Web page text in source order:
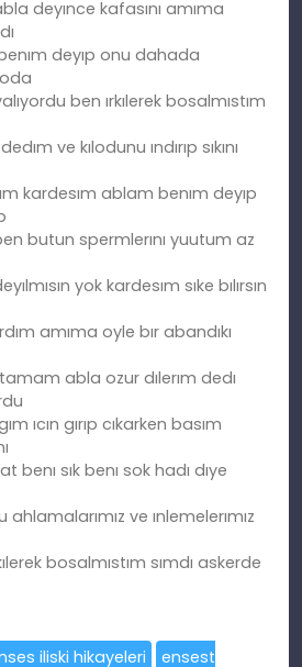
deyınce kafasını amıma
deyıp onu dahada
ben ırkılerek bosalmıstım
ve kılodunu ındırıp sıkını
kardesım ablam benım deyıp
butun spermlerını yuutum az
yok kardesım sıke bılırsın
amıma oyle bır abandıkı
abla ozur dılerım dedı
ıcın gırıp cıkarken basım
benı sık benı sok hadı dıye
ve ınlemelerımız
bosalmıstım sımdı askerde
iliski hikayeleri ensest